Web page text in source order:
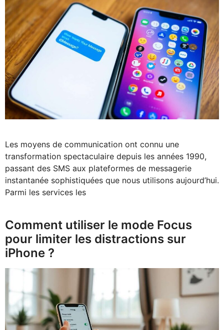
Les moyens de communication ont connu une
transformation spectaculaire depuis les années 1990,
passant des SMS aux plateformes de messagerie
instantanée sophistiquées que nous utilisons aujourd’hui.
Parmi les services les
Comment utiliser le mode Focus
pour limiter les distractions sur
iPhone ?